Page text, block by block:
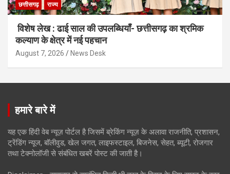
छत्तीसगढ़ राज्य
विशेष लेख : ढाई साल की उपलब्धियाँ- छत्तीसगढ़ का श्रमिक
कल्याण के क्षेत्र में नई पहचान
August 7, 2026 News Desk
हमारे बारे में
यह एक हिंदी वेब न्यूज़ पोर्टल है जिसमें ब्रेकिंग न्यूज़ के अलावा राजनीति, प्रशासन,
ट्रेंडिंग न्यूज, बॉलीवुड, खेल जगत, लाइफस्टाइल, बिजनेस, सेहत, ब्यूटी, रोजगार
तथा टेक्नोलॉजी से संबंधित खबरें पोस्ट की जाती है।